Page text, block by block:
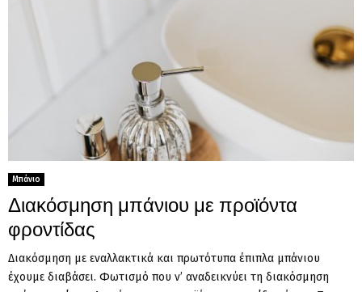
Μπάνιο
Διακόσμηση μπάνιου με προϊόντα
φροντίδας
Διακόσμηση με εναλλακτικά και πρωτότυπα έπιπλα μπάνιου
έχουμε διαβάσει. Φωτισμό που ν’ αναδεικνύει τη διακόσμηση